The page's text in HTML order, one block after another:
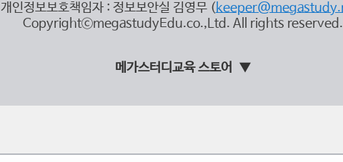
개인정보보호책임자 : 정보보안실 김영무 (
CopyrightⓒmegastudyEdu.co.,Ltd. All rights reserved.
메가스터디교육 스토어